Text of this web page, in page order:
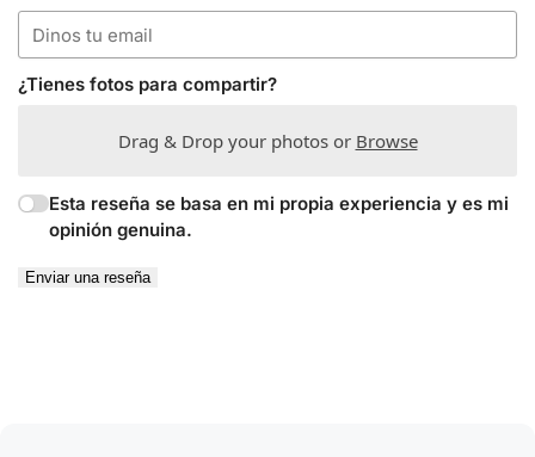
¿Tienes fotos para compartir?
Drag & Drop your photos or Browse
Esta reseña se basa en mi propia experiencia y es mi
opinión genuina.
Enviar una reseña